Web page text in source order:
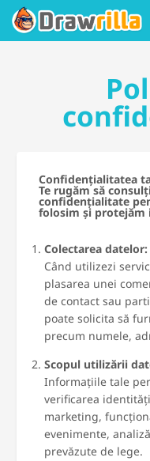
Confidențialitatea
Te rugăm să
confidențialitate
folosim și protejăm
Colectarea datelor:
Când utilizezi
plasarea unei
de contact sau
poate solicita să
precum numele,
Scopul utilizării
Informațiile tale
verificarea
marketing,
evenimente,
prevăzute de lege.